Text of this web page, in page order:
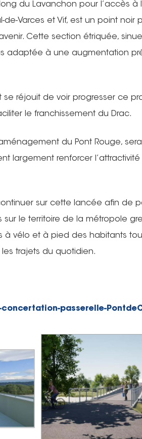
long du Lavanchon pour l’accès
de-Varces et Vif, est un point
Cette section étriquée,
adaptée à une augmentation
se réjouit de voir progresser ce
le franchissement du Drac.
du Pont Rouge,
largement renforcer
sur cette lancée afin de
sur le territoire de la métropole
à vélo et à pied des habitants
trajets du quotidien.
concertation-passerelle-